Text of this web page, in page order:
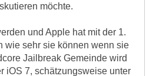
möchte.
und Apple hat mit der 1.
wie sehr sie können wenn sie
Jailbreak Gemeinde wird
iOS 7, schätzungsweise unter